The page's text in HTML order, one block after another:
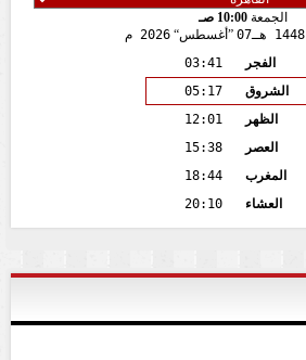
الجمعة 10:00 صـ
1448 هـ 07 أغسطس 2026 م
الفجر
03:41
الشروق
05:17
الظهر
12:01
العصر
15:38
المغرب
18:44
العشاء
20:10